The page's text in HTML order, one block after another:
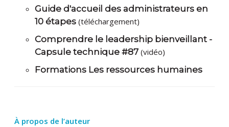
Guide d'accueil des administrateurs en
10 étapes (téléchargement)
Comprendre le leadership bienveillant -
Capsule technique #87 (vidéo)
Formations Les ressources humaines
À propos de l’auteur